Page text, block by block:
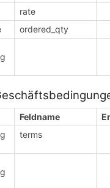
rate
ordered_qty
Feldname
terms